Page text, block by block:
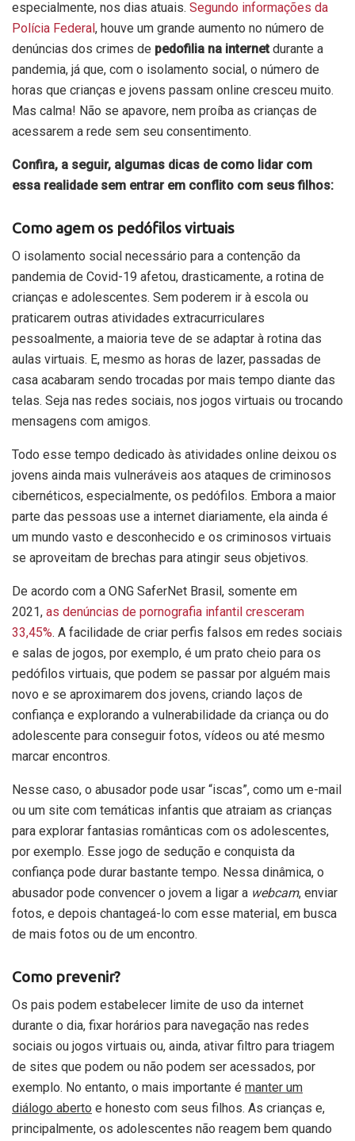
especialmente, nos dias atuais. Segundo informações da
Polícia Federal , houve um grande aumento no número de
denúncias dos crimes de pedofilia na internetdurante a
pandemia, já que, com o isolamento social, o número de
horas que crianças e jovens passam online cresceu muito.
Mas calma! Não se apavore, nem proíba as crianças de
acessarem a rede sem seu consentimento.
Confira, a seguir, algumas dicas de como lidar com
essa realidade sem entrar em conflito com seus filhos:
Como agem os pedófilos virtuais
O isolamento social necessário para a contenção da
pandemia de Covid-19 afetou, drasticamente, a rotina de
crianças e adolescentes. Sem poderem ir à escola ou
praticarem outras atividades extracurriculares
pessoalmente, a maioria teve de se adaptar à rotina das
aulas virtuais. E, mesmo as horas de lazer, passadas de
casa acabaram sendo trocadas por mais tempo diante das
telas. Seja nas redes sociais, nos jogos virtuais ou trocando
mensagens com amigos.
Todo esse tempo dedicado às atividades online deixou os
jovens ainda mais vulneráveis aos ataques de criminosos
cibernéticos, especialmente, os pedófilos. Embora a maior
parte das pessoas use a internet diariamente, ela ainda é
um mundo vasto e desconhecido e os criminosos virtuais
se aproveitam de brechas para atingir seus objetivos.
De acordo com a ONG SaferNet Brasil, somente em
2021, as denúncias de pornografia infantil cresceram
33,45%. A facilidade de criar perfis falsos em redes sociais
e salas de jogos, por exemplo, é um prato cheio para os
pedófilos virtuais, que podem se passar por alguém mais
novo e se aproximarem dos jovens, criando laços de
confiança e explorando a vulnerabilidade da criança ou do
adolescente para conseguir fotos, vídeos ou até mesmo
marcar encontros.
Nesse caso, o abusador pode usar “iscas”, como um e-mail
ou um site com temáticas infantis que atraiam as crianças
para explorar fantasias românticas com os adolescentes,
por exemplo. Esse jogo de sedução e conquista da
confiança pode durar bastante tempo. Nessa dinâmica, o
abusador pode convencer o jovem a ligar a webcam, enviar
fotos, e depois chantageá-lo com esse material, em busca
de mais fotos ou de um encontro.
Como prevenir?
Os pais podem estabelecer limite de uso da internet
durante o dia, fixar horários para navegação nas redes
sociais ou jogos virtuais ou, ainda, ativar filtro para triagem
de sites que podem ou não podem ser acessados, por
exemplo. No entanto, o mais importante é manter um
diálogo aberto e honesto com seus filhos. As crianças e,
principalmente, os adolescentes não reagem bem quando